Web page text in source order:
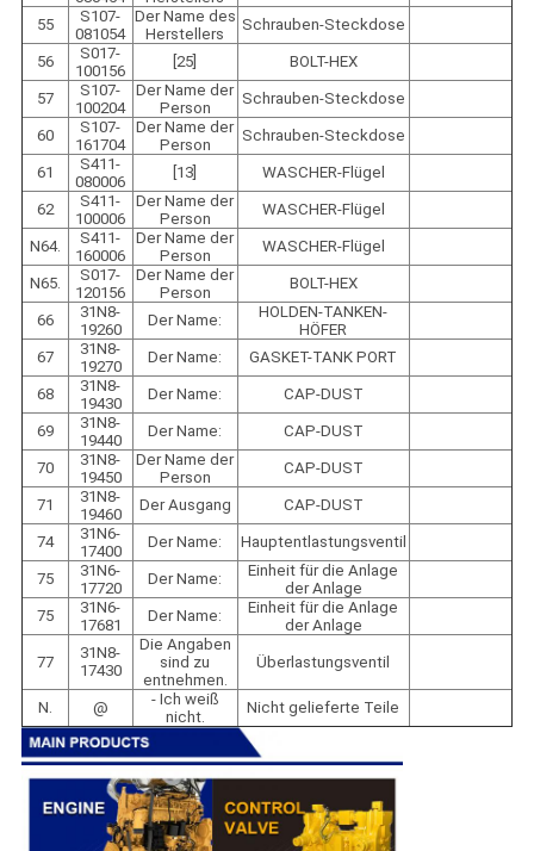
55
S107-
081054
Der Name des
Herstellers
Schrauben-Steckdose
56
S017-
100156
[25] BOLT-HEX
57
S107-
100204
Der Name der
Person
Schrauben-Steckdose
60
S107-
161704
Der Name der
Person
Schrauben-Steckdose
61
S411-
080006
[13] WASCHER-Flügel
62
S411-
100006
Der Name der
Person
WASCHER-Flügel
N64.
S411-
160006
Der Name der
Person
WASCHER-Flügel
N65.
S017-
120156
Der Name der
Person
BOLT-HEX
66
31N8-
19260
Der Name:
HOLDEN-TANKEN-
HÖFER
67
31N8-
19270
Der Name: GASKET-TANK PORT
68
31N8-
19430
Der Name: CAP-DUST
69
31N8-
19440
Der Name: CAP-DUST
70
31N8-
19450
Der Name der
Person
CAP-DUST
71
31N8-
19460
Der Ausgang CAP-DUST
74
31N6-
17400
Der Name: Hauptentlastungsventil
75
31N6-
17720
Der Name:
Einheit für die Anlage
der Anlage
75
31N6-
17681
Der Name:
Einheit für die Anlage
der Anlage
77
31N8-
17430
Die Angaben
sind zu
entnehmen.
Überlastungsventil
N. @
- Ich weiß
nicht.
Nicht gelieferte Teile